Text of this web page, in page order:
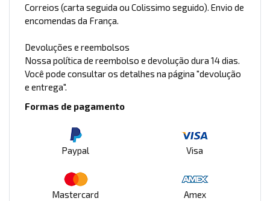
Correios (carta seguida ou Colissimo seguido). Envio de
encomendas da França.
Devoluções e reembolsos
Nossa política de reembolso e devolução dura 14 dias.
Você pode consultar os detalhes na página "devolução
e entrega".
Formas de pagamento
Paypal Visa
Mastercard Amex